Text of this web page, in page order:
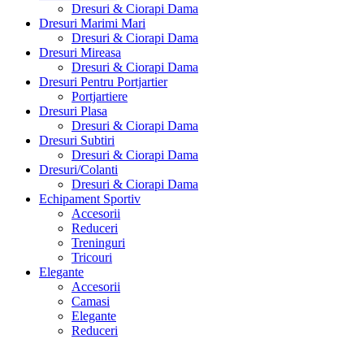
Dresuri & Ciorapi Dama
Dresuri Marimi Mari
Dresuri & Ciorapi Dama
Dresuri Mireasa
Dresuri & Ciorapi Dama
Dresuri Pentru Portjartier
Portjartiere
Dresuri Plasa
Dresuri & Ciorapi Dama
Dresuri Subtiri
Dresuri & Ciorapi Dama
Dresuri/Colanti
Dresuri & Ciorapi Dama
Echipament Sportiv
Accesorii
Reduceri
Treninguri
Tricouri
Elegante
Accesorii
Camasi
Elegante
Reduceri